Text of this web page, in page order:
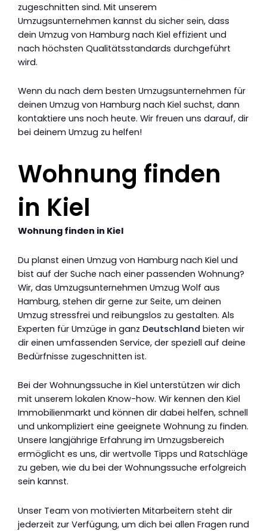
zugeschnitten sind. Mit unserem
Umzugsunternehmen kannst du sicher sein, dass
dein Umzug von Hamburg nach Kiel effizient und
nach höchsten Qualitätsstandards durchgeführt
wird.
Wenn du nach dem besten Umzugsunternehmen für
deinen Umzug von Hamburg nach Kiel suchst, dann
kontaktiere uns noch heute. Wir freuen uns darauf, dir
bei deinem Umzug zu helfen!
Wohnung finden
in Kiel
Wohnung finden in Kiel
Du planst einen Umzug von Hamburg nach Kiel und
bist auf der Suche nach einer passenden Wohnung?
Wir, das Umzugsunternehmen Umzug Wolf aus
Hamburg, stehen dir gerne zur Seite, um deinen
Umzug stressfrei und reibungslos zu gestalten. Als
Experten für Umzüge in ganz Deutschland bieten wir
dir einen umfassenden Service, der speziell auf deine
Bedürfnisse zugeschnitten ist.
Bei der Wohnungssuche in Kiel unterstützen wir dich
mit unserem lokalen Know-how. Wir kennen den Kiel
Immobilienmarkt und können dir dabei helfen, schnell
und unkompliziert eine geeignete Wohnung zu finden.
Unsere langjährige Erfahrung im Umzugsbereich
ermöglicht es uns, dir wertvolle Tipps und Ratschläge
zu geben, wie du bei der Wohnungssuche erfolgreich
sein kannst.
Unser Team von motivierten Mitarbeitern steht dir
jederzeit zur Verfügung, um dich bei allen Fragen rund